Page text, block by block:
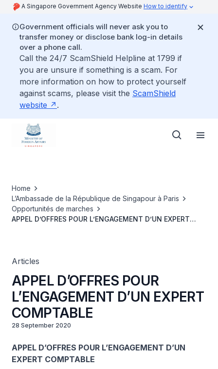
A Singapore Government Agency Website How to identify
Government officials will never ask you to
transfer money or disclose bank log-in details
over a phone call.
Call the 24/7 ScamShield Helpline at 1799 if
you are unsure if something is a scam. For
more information on how to protect yourself
against scams, please visit the ScamShield
website
.
Home
L’Ambassade de la République de Singapour à Paris
Opportunités de marches
APPEL D’OFFRES POUR L’ENGAGEMENT D’UN EXPERT
Articles
APPEL D’OFFRES POUR
L’ENGAGEMENT D’UN EXPERT
COMPTABLE
28 September 2020
APPEL D’OFFRES POUR L’ENGAGEMENT D’UN
EXPERT COMPTABLE